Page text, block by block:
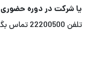
یا شرکت در دوره حضوری
تلفن 22200500 تماس بگیرید.